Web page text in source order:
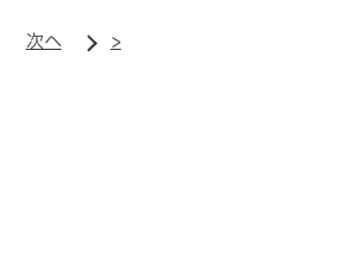
次へ >